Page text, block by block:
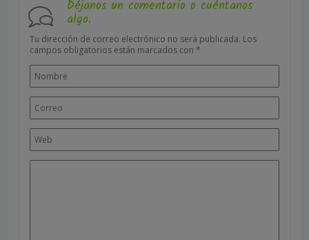
Déjanos un comentario o cuéntanos
algo.
Tu dirección de correo electrónico no será publicada. Los
campos obligatorios están marcados con *